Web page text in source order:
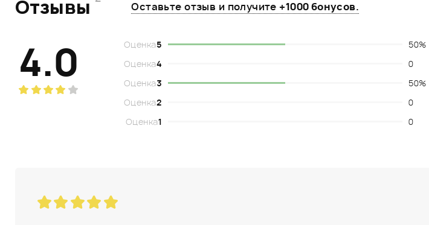
Отзывы Оставьте отзыв и получите +1000 бонусов.
4.0 Оценка5
50%
Оценка4
0
Оценка3
50%
Оценка2
0
Оценка1 0